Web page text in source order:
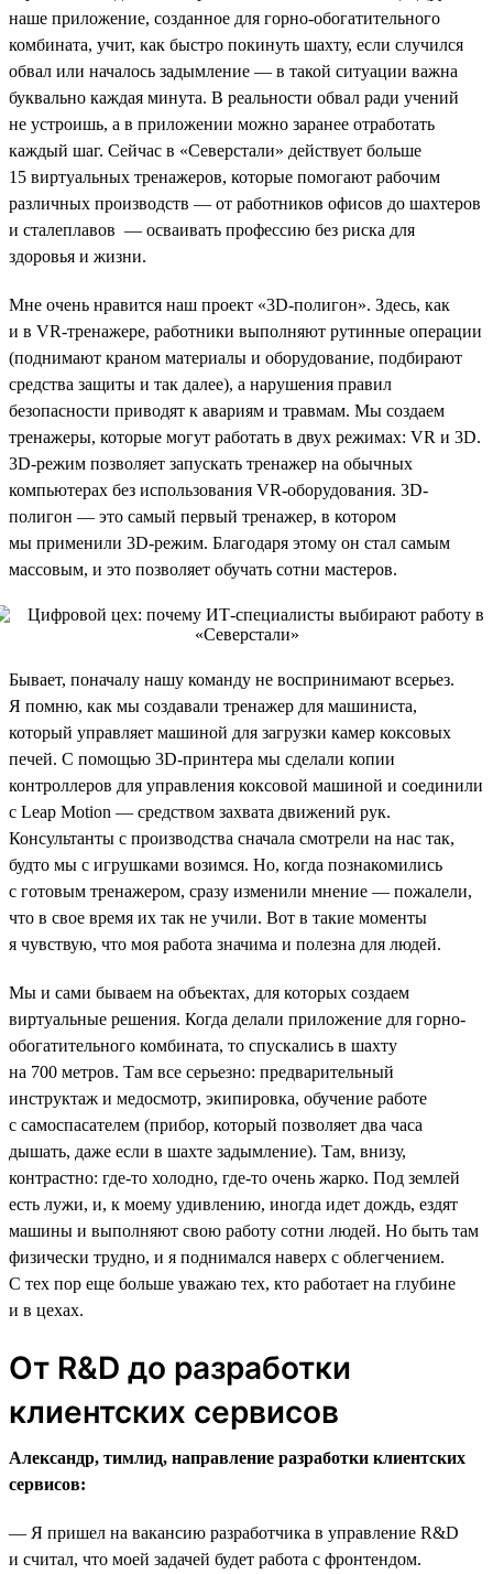
наше приложение, созданное для горно-обогатительного
комбината, учит, как быстро покинуть шахту, если случился
обвал или началось задымление — в такой ситуации важна
буквально каждая минута. В реальности обвал ради учений
не устроишь, а в приложении можно заранее отработать
каждый шаг. Сейчас в «Северстали» действует больше
15 виртуальных тренажеров, которые помогают рабочим
различных производств — от работников офисов до шахтеров
и сталеплавов — осваивать профессию без риска для
здоровья и жизни.
Мне очень нравится наш проект «3D-полигон». Здесь, как
и в VR-тренажере, работники выполняют рутинные операции
(поднимают краном материалы и оборудование, подбирают
средства защиты и так далее), а нарушения правил
безопасности приводят к авариям и травмам. Мы создаем
тренажеры, которые могут работать в двух режимах: VR и 3D.
3D-режим позволяет запускать тренажер на обычных
компьютерах без использования VR-оборудования. 3D-
полигон — это самый первый тренажер, в котором
мы применили 3D-режим. Благодаря этому он стал самым
массовым, и это позволяет обучать сотни мастеров.
Бывает, поначалу нашу команду не воспринимают всерьез.
Я помню, как мы создавали тренажер для машиниста,
который управляет машиной для загрузки камер коксовых
печей. С помощью 3D-принтера мы сделали копии
контроллеров для управления коксовой машиной и соединили
с Leap Motion — средством захвата движений рук.
Консультанты с производства сначала смотрели на нас так,
будто мы с игрушками возимся. Но, когда познакомились
с готовым тренажером, сразу изменили мнение — пожалели,
что в свое время их так не учили. Вот в такие моменты
я чувствую, что моя работа значима и полезна для людей.
Мы и сами бываем на объектах, для которых создаем
виртуальные решения. Когда делали приложение для горно-
обогатительного комбината, то спускались в шахту
на 700 метров. Там все серьезно: предварительный
инструктаж и медосмотр, экипировка, обучение работе
с самоспасателем (прибор, который позволяет два часа
дышать, даже если в шахте задымление). Там, внизу,
контрастно: где-то холодно, где-то очень жарко. Под землей
есть лужи, и, к моему удивлению, иногда идет дождь, ездят
машины и выполняют свою работу сотни людей. Но быть там
физически трудно, и я поднимался наверх с облегчением.
С тех пор еще больше уважаю тех, кто работает на глубине
и в цехах.
От R&D до разработки
клиентских сервисов
Александр, тимлид, направление разработки клиентских
сервисов:
— Я пришел на вакансию разработчика в управление R&D
и считал, что моей задачей будет работа с фронтендом.